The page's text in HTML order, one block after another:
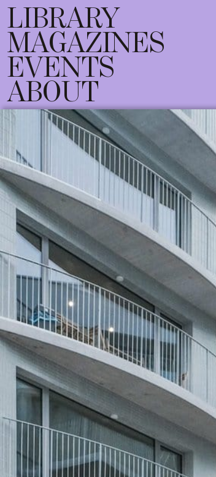
LIBRARY
MAGAZINES
EVENTS
ABOUT